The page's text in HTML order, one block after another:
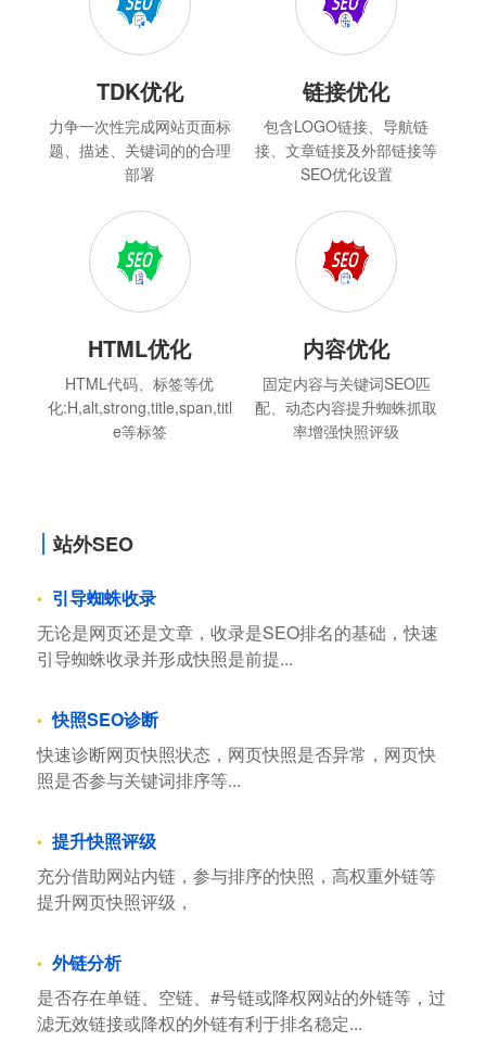
TDK优化
力争一次性完成网站页面标
题、描述、关键词的的合理
部署
链接优化
包含LOGO链接、导航链
接、文章链接及外部链接等
SEO优化设置
HTML优化
HTML代码、标签等优
化:H,alt,strong,title,span,titl
e等标签
内容优化
固定内容与关键词SEO匹
配、动态内容提升蜘蛛抓取
率增强快照评级
站外SEO
引导蜘蛛收录
无论是网页还是文章，收录是SEO排名的基础，快速
引导蜘蛛收录并形成快照是前提...
快照SEO诊断
快速诊断网页快照状态，网页快照是否异常，网页快
照是否参与关键词排序等...
提升快照评级
充分借助网站内链，参与排序的快照，高权重外链等
提升网页快照评级，
外链分析
是否存在单链、空链、#号链或降权网站的外链等，过
滤无效链接或降权的外链有利于排名稳定...